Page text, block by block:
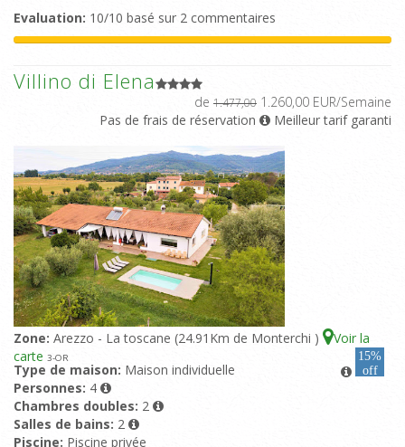
Evaluation: 10/10 basé sur 2 commentaires
Villino di Elena
de 1.477,00 1.260,00 EUR/Semaine
Pas de frais de réservation
Meilleur tarif garanti
Zone: Arezzo - La toscane (24.91Km de Monterchi )
Voir la
carte 3-OR
15%
off
Type de maison: Maison individuelle
Personnes: 4
Chambres doubles: 2
Salles de bains: 2
Piscine: Piscine privée